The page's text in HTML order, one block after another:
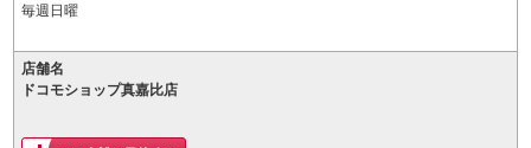
毎週日曜
店舗名
ドコモショップ真嘉比店